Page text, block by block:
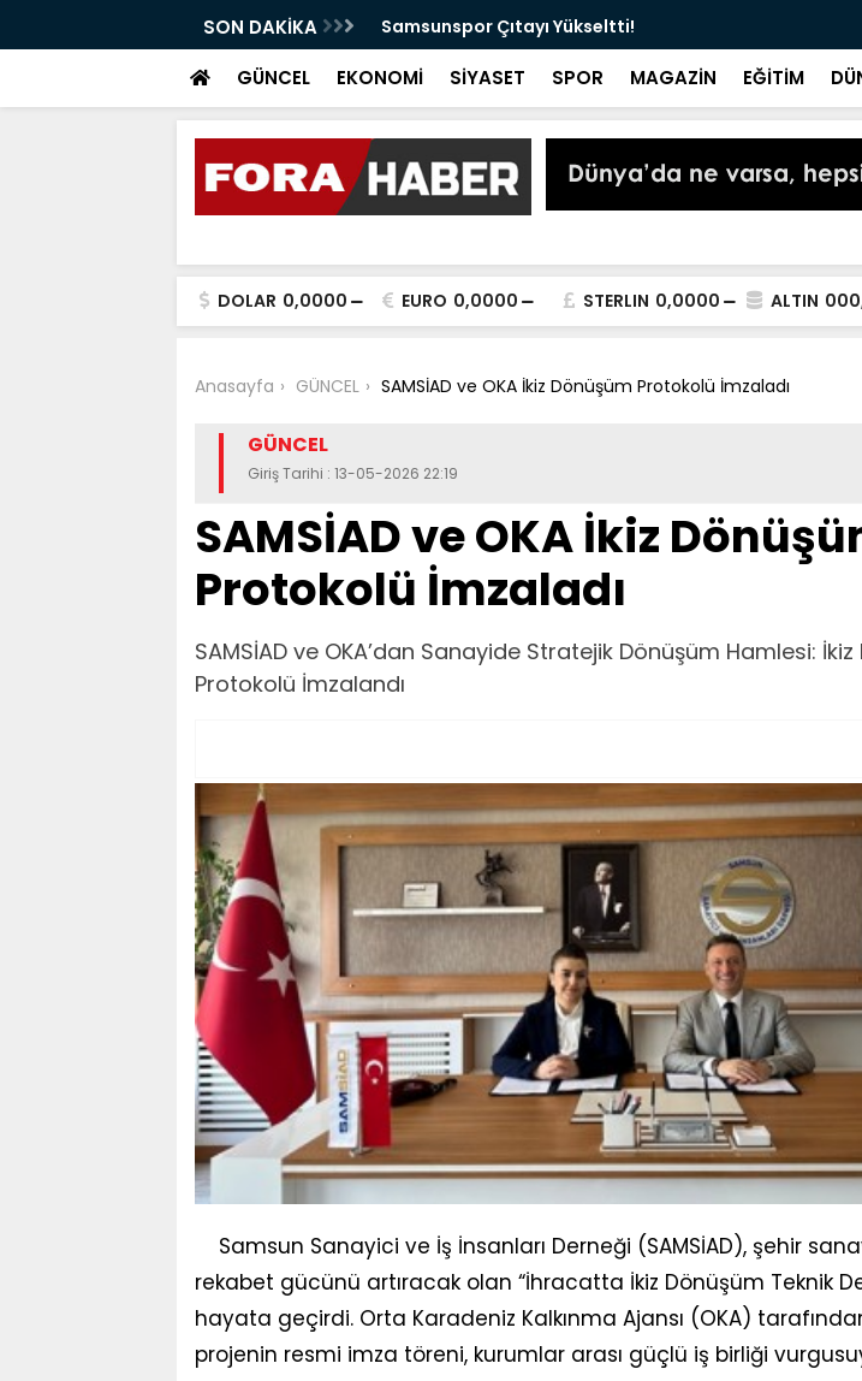
SON DAKİKA
Bir Tekkeköy İçin Çalışıyoruz" Samsunspor Çıtayı Yükseltti!
GÜNCEL EKONOMİ SİYASET SPOR MAGAZİN EĞİTİM
DOLAR 0,0000 EURO 0,0000 STERLIN 0,0000 ALTIN
Anasayfa GÜNCEL SAMSİAD ve OKA İkiz Dönüşüm Protokolü İmzaladı
GÜNCEL
Giriş Tarihi : 13-05-2026 22:19
SAMSİAD ve OKA İkiz
Protokolü İmzaladı
SAMSİAD ve OKA’dan Sanayide Stratejik Dönüşüm Hamlesi:
Protokolü İmzalandı
Samsun Sanayici ve İş İnsanları Derneği (SAMSİAD), şehir
rekabet gücünü artıracak olan “İhracatta İkiz Dönüşüm Teknik
hayata geçirdi. Orta Karadeniz Kalkınma Ajansı (OKA)
projenin resmi imza töreni, kurumlar arası güçlü iş birliği